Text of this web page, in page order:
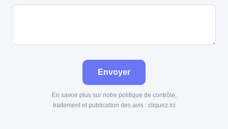
Envoyer
En savoir plus sur notre politique de contrôle,
traitement et publication des avis : cliquez ici